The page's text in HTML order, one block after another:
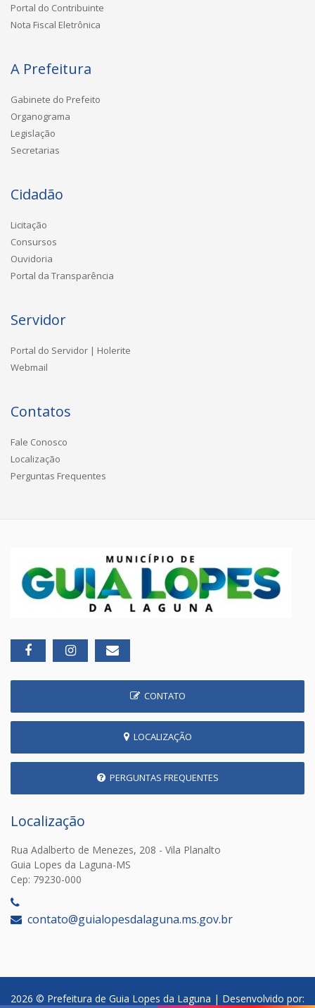
Portal do Contribuinte
Nota Fiscal Eletrônica
A Prefeitura
Gabinete do Prefeito
Organograma
Legislação
Secretarias
Cidadão
Licitação
Consursos
Ouvidoria
Portal da Transparência
Servidor
Portal do Servidor | Holerite
Webmail
Contatos
Fale Conosco
Localização
Perguntas Frequentes
CONTATO
LOCALIZAÇÃO
PERGUNTAS FREQUENTES
Localização
Rua Adalberto de Menezes, 208 - Vila Planalto
Guia Lopes da Laguna-MS
Cep: 79230-000
contato@guialopesdalaguna.ms.gov.br
2026 © Prefeitura de Guia Lopes da Laguna | Desenvolvido por: